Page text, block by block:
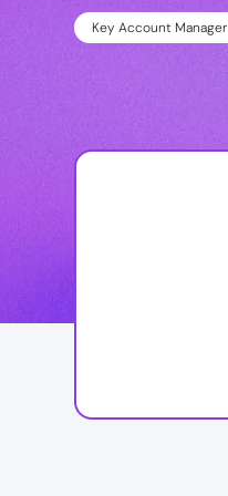
Key Account Manager